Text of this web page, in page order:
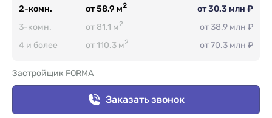
2-комн.
от 58.9 м2
от 30.3 млн ₽
3-комн.
от 81.1 м2
от 38.9 млн ₽
4 и более
от 110.3 м2 от 70.3 млн ₽
Застройщик FORMA
Заказать звонок